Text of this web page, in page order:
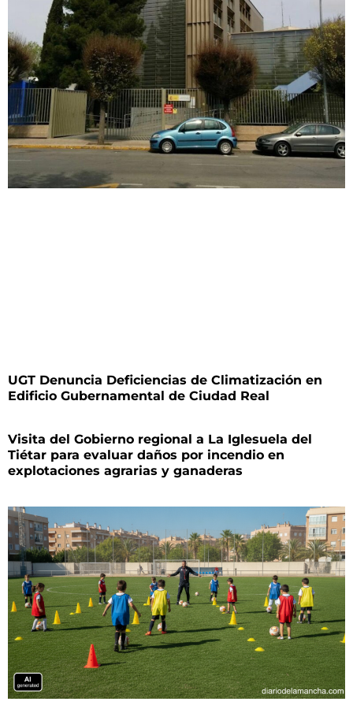
UGT Denuncia Deficiencias de Climatización en
Edificio Gubernamental de Ciudad Real
Visita del Gobierno regional a La Iglesuela del
Tiétar para evaluar daños por incendio en
explotaciones agrarias y ganaderas